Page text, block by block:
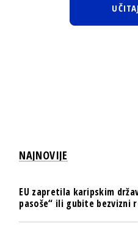
NAJNOVIJE
EU zapretila karipskim
pasoše“ ili gubite bezvizni